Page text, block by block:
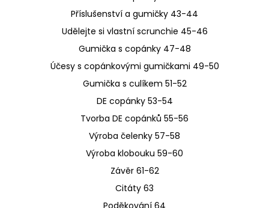
Příslušenství a gumičky 43-44
Udělejte si vlastní scrunchie 45-46
Gumička s copánky 47-48
Účesy s copánkovými gumičkami 49-50
Gumička s culíkem 51-52
DE copánky 53-54
Tvorba DE copánků 55-56
Výroba čelenky 57-58
Výroba klobouku 59-60
Závěr 61-62
Citáty 63
Poděkování 64